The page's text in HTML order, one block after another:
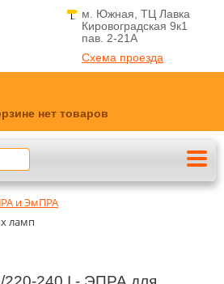
м. Южная, ТЦ Лавка
Кировоградская 9к1
пав. 2-21A
Схема проезда
нет товаров
и ЭмПРА
ламп